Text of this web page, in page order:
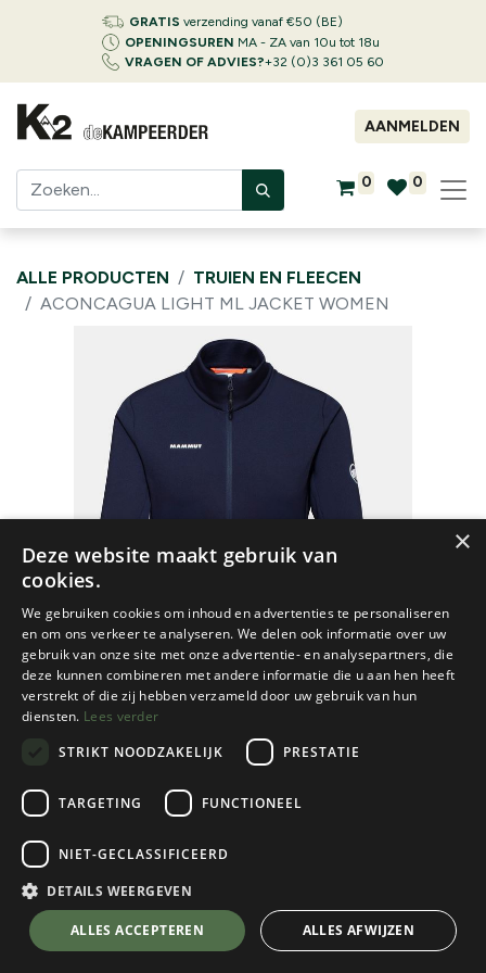
GRATIS verzending vanaf €50 (BE)
OPENINGSUREN MA - ZA van 10u tot 18u
VRAGEN OF ADVIES?+32 (0)3 361 05 60
AANMELDEN
0 0
ALLE PRODUCTEN
TRUIEN EN FLEECEN
ACONCAGUA LIGHT ML JACKET WOMEN
Mammut
Aconcagua Light ML Jacket Women
Marine
Kies een maat
💬 Stel je vraag over dit product via WhatsApp
×
Deze website maakt gebruik van
cookies.
We gebruiken cookies om inhoud en advertenties te personaliseren
en om ons verkeer te analyseren. We delen ook informatie over uw
gebruik van onze site met onze advertentie- en analysepartners, die
deze kunnen combineren met andere informatie die u aan hen heeft
verstrekt of die zij hebben verzameld door uw gebruik van hun
diensten. Lees verder
STRIKT NOODZAKELIJK
PRESTATIE
TARGETING FUNCTIONEEL
NIET-GECLASSIFICEERD
DETAILS WEERGEVEN
ALLES ACCEPTEREN ALLES AFWIJZEN